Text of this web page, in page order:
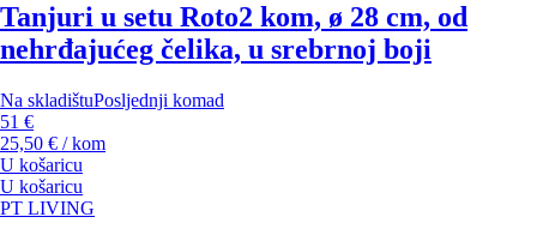
Tanjuri u setu Roto2 kom, ø 28 cm, od
nehrđajućeg čelika, u srebrnoj boji
Na skladištuPosljednji komad
51 €
25,50 € / kom
U košaricu
U košaricu
PT LIVING